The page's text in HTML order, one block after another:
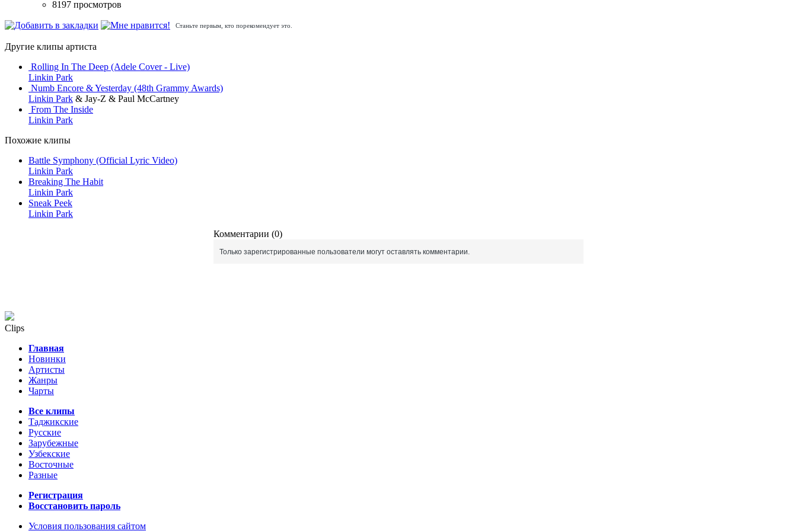
8197 просмотров
Станьте первым, кто порекомендует это.
Другие клипы артиста
Rolling In The Deep (Adele Cover - Live)
Linkin Park
Numb Encore & Yesterday (48th Grammy Awards)
Linkin Park & Jay-Z & Paul McCartney
From The Inside
Linkin Park
Похожие клипы
Battle Symphony (Official Lyric Video)
Linkin Park
Breaking The Habit
Linkin Park
Sneak Peek
Linkin Park
Комментарии (0)
Только зарегистрированные пользователи могут оставлять комментарии.
Clips
Главная
Новинки
Артисты
Жанры
Чарты
Все клипы
Таджикские
Русские
Зарубежные
Узбекские
Восточные
Разные
Регистрация
Восстановить пароль
Условия пользования сайтом